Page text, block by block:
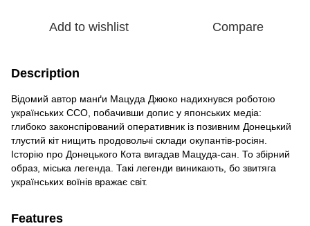
Add to wishlist Compare
Description
Відомий автор манґи Мацуда Джюко надихнувся роботою
українських ССО, побачивши допис у японських медіа:
глибоко законспірований оперативник із позивним Донецький
тлустий кіт нищить продовольчі склади окупантів-росіян.
Історію про Донецького Кота вигадав Мацуда-сан. То збірний
образ, міська легенда. Такі легенди виникають, бо звитяга
українських воїнів вражає світ.
Features